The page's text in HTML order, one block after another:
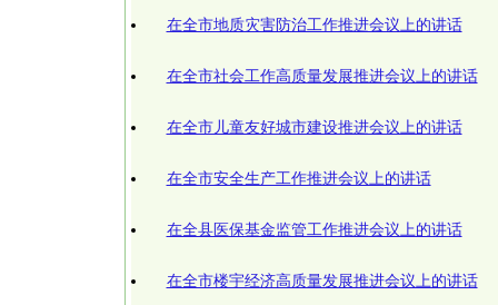
在全市地质灾害防治工作推进会议上的讲话
在全市社会工作高质量发展推进会议上的讲话
在全市儿童友好城市建设推进会议上的讲话
在全市安全生产工作推进会议上的讲话
在全县医保基金监管工作推进会议上的讲话
在全市楼宇经济高质量发展推进会议上的讲话